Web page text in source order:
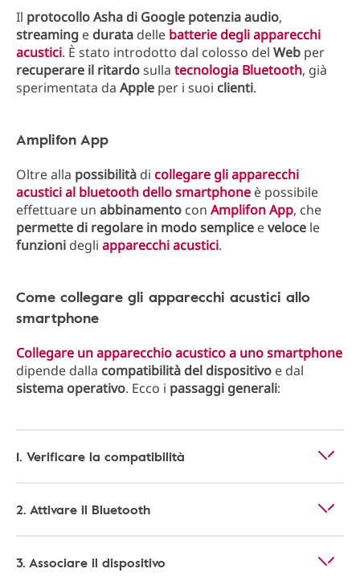
Il protocollo Asha di Google potenzia audio,
streaming e durata delle batterie degli apparecchi
acustici. È stato introdotto dal colosso del Web per
recuperare il ritardosulla tecnologia Bluetooth, già
sperimentata da Apple per i suoi clienti.
Amplifon App
Oltre alla possibilità di collegare gli apparecchi
acustici al bluetooth dello smartphone è possibile
effettuare un abbinamento con Amplifon App, che
permette di regolare in modo semplice eveloce le
funzioni degli apparecchi acustici.
Come collegare gli apparecchi acustici allo
smartphone​
Collegare un apparecchio acustico a uno smartphone
dipende dalla compatibilità del dispositivo e dal
sistema operativo. Ecco i passaggi generali:
1. Verificare la compatibilità
2. Attivare il Bluetooth
3. Associare il dispositivo